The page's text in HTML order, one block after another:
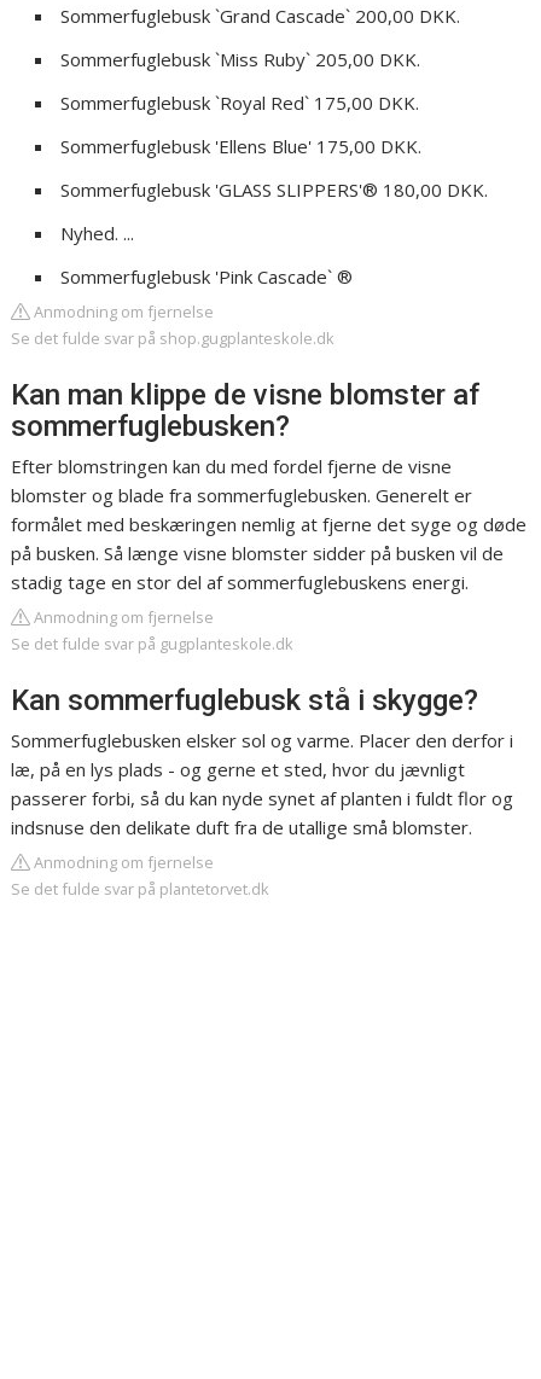
Sommerfuglebusk `Grand Cascade` 200,00 DKK.
Sommerfuglebusk `Miss Ruby` 205,00 DKK.
Sommerfuglebusk `Royal Red` 175,00 DKK.
Sommerfuglebusk 'Ellens Blue' 175,00 DKK.
Sommerfuglebusk 'GLASS SLIPPERS'® 180,00 DKK.
Nyhed. ...
Sommerfuglebusk 'Pink Cascade` ®
Anmodning om fjernelse
Se det fulde svar på shop.gugplanteskole.dk
Kan man klippe de visne blomster af
sommerfuglebusken?
Efter blomstringen kan du med fordel fjerne de visne
blomster og blade fra sommerfuglebusken. Generelt er
formålet med beskæringen nemlig at fjerne det syge og døde
på busken. Så længe visne blomster sidder på busken vil de
stadig tage en stor del af sommerfuglebuskens energi.
Anmodning om fjernelse
Se det fulde svar på gugplanteskole.dk
Kan sommerfuglebusk stå i skygge?
Sommerfuglebusken elsker sol og varme. Placer den derfor i
læ, på en lys plads - og gerne et sted, hvor du jævnligt
passerer forbi, så du kan nyde synet af planten i fuldt flor og
indsnuse den delikate duft fra de utallige små blomster.
Anmodning om fjernelse
Se det fulde svar på plantetorvet.dk